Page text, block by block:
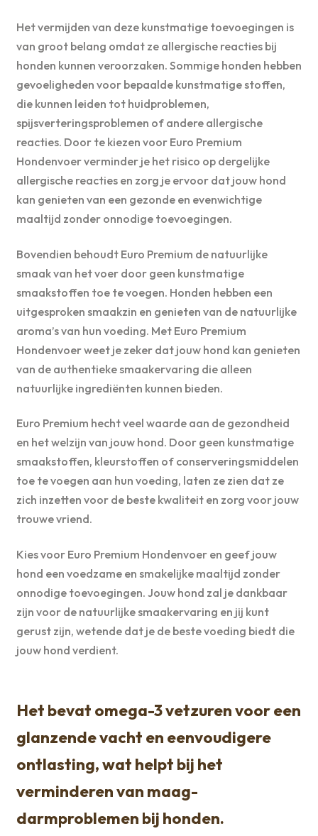
Het vermijden van deze kunstmatige toevoegingen is
van groot belang omdat ze allergische reacties bij
honden kunnen veroorzaken. Sommige honden hebben
gevoeligheden voor bepaalde kunstmatige stoffen,
die kunnen leiden tot huidproblemen,
spijsverteringsproblemen of andere allergische
reacties. Door te kiezen voor Euro Premium
Hondenvoer verminder je het risico op dergelijke
allergische reacties en zorg je ervoor dat jouw hond
kan genieten van een gezonde en evenwichtige
maaltijd zonder onnodige toevoegingen.
Bovendien behoudt Euro Premium de natuurlijke
smaak van het voer door geen kunstmatige
smaakstoffen toe te voegen. Honden hebben een
uitgesproken smaakzin en genieten van de natuurlijke
aroma’s van hun voeding. Met Euro Premium
Hondenvoer weet je zeker dat jouw hond kan genieten
van de authentieke smaakervaring die alleen
natuurlijke ingrediënten kunnen bieden.
Euro Premium hecht veel waarde aan de gezondheid
en het welzijn van jouw hond. Door geen kunstmatige
smaakstoffen, kleurstoffen of conserveringsmiddelen
toe te voegen aan hun voeding, laten ze zien dat ze
zich inzetten voor de beste kwaliteit en zorg voor jouw
trouwe vriend.
Kies voor Euro Premium Hondenvoer en geef jouw
hond een voedzame en smakelijke maaltijd zonder
onnodige toevoegingen. Jouw hond zal je dankbaar
zijn voor de natuurlijke smaakervaring en jij kunt
gerust zijn, wetende dat je de beste voeding biedt die
jouw hond verdient.
Het bevat omega-3 vetzuren voor een
glanzende vacht en eenvoudigere
ontlasting, wat helpt bij het
verminderen van maag-
darmproblemen bij honden.